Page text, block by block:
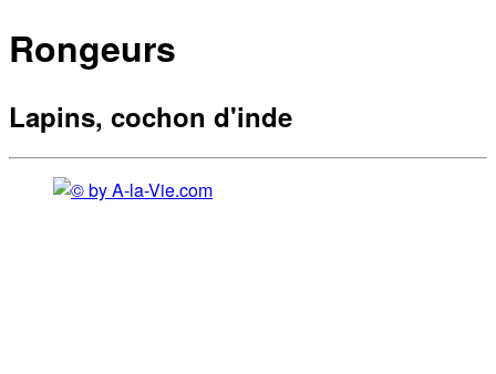
Rongeurs
Lapins, cochon d'inde